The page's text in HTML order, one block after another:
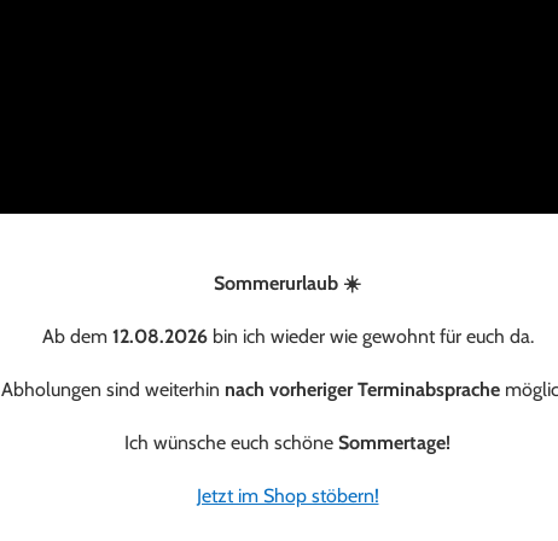
Sommerurlaub ☀️
Ab dem 12.08.2026bin ich wieder wie gewohnt für euch da.
Abholungen sind weiterhin nach vorheriger Terminabsprache
Ich wünsche euch schöne Sommertage!
Jetzt im Shop stöbern!